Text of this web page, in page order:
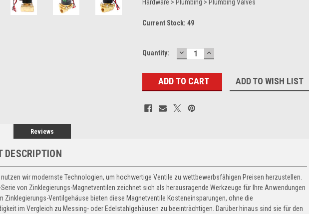
Hardware > Plumbing > Plumbing Valves
Current Stock: 49
Quantity: DECREASE
QUANTITY:
INCREASE
QUANTITY:
ADD TO WISH LIST
Reviews
DESCRIPTION
nutzen wir modernste Technologien, um hochwertige Ventile zu wettbewerbsfähigen Preisen herzustellen.
Serie von Zinklegierungs-Magnetventilen zeichnet sich als herausragende Werkzeuge für Ihre Anwendungen
Zinklegierungs-Ventilgehäuse bieten diese Magnetventile Kosteneinsparungen, ohne die
im Vergleich zu Messing- oder Edelstahlgehäusen zu beeinträchtigen. Darüber hinaus sind sie für den